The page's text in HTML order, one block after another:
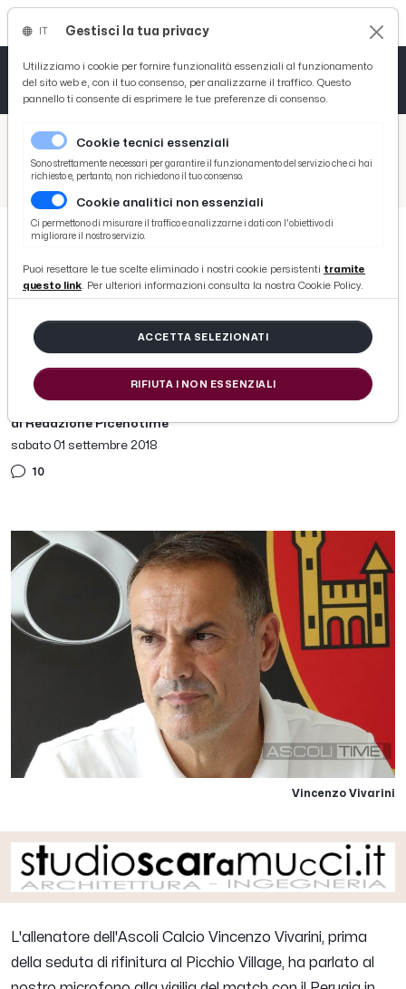
/ Picenotime
/ Ascoli Time
Ascoli Calcio, Vivarini: “A Perugia per far bene davanti a tanti tifosi e patron. Ballottaggio Baldini-Frattesi”
Ascoli Calcio, Vivarini: “A Perugia
per far bene davanti a tanti tifosi e
patron. Ballottaggio Baldini-
Frattesi”
di Redazione Picenotime
sabato 01 settembre 2018
10
Vincenzo Vivarini
L'allenatore dell'Ascoli Calcio Vincenzo Vivarini, prima
della seduta di rifinitura al Picchio Village, ha parlato al
Gestisci la tua privacy
Utilizziamo i cookie per fornire funzionalità essenziali al funzionamento
del sito web e, con il tuo consenso, per analizzarne il traffico. Questo
pannello ti consente di esprimere le tue preferenze di consenso.
Cookie tecnici essenziali
Sono strettamente necessari per garantire il funzionamento del servizio che ci hai
richiesto e, pertanto, non richiedono il tuo consenso.
Cookie analitici non essenziali
Ci permettono di misurare il traffico e analizzarne i dati con l'obiettivo di
migliorare il nostro servizio.
Puoi resettare le tue scelte eliminado i nostri cookie persistenti tramite
questo link. Per ulteriori informazioni consulta la nostra Cookie Policy.
ACCETTA SELEZIONATI
RIFIUTA I NON ESSENZIALI
Tutto News
Tutto Sport
Basket
Ciclismo
Tutto Curiosità